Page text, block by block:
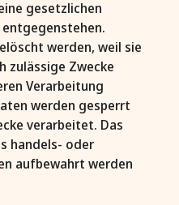
gesetzlichen
werden, weil sie
zulässige Zwecke
Verarbeitung
werden gesperrt
verarbeitet. Das
handels- oder
aufbewahrt werden